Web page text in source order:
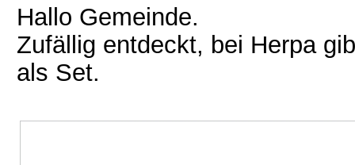
Hallo Gemeinde.
Zufällig entdeckt, bei Herpa
als Set.